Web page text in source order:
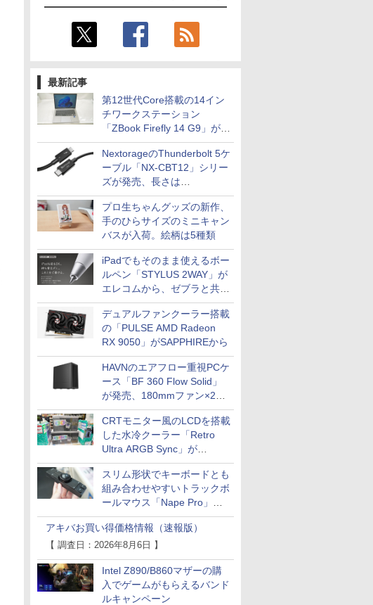
最新記事
第12世代Core搭載の14イン
チワークステーション
「ZBook Firefly 14 G9」が
79,800円！秋葉原で中古PC
セール
NextorageのThunderbolt 5ケ
ーブル「NX-CBT12」シリー
ズが発売、長さは
30cm/50cm/1mの3種類
プロ生ちゃんグッズの新作、
手のひらサイズのミニキャン
バスが入荷。絵柄は5種類
iPadでもそのまま使えるボー
ルペン「STYLUS 2WAY」が
エレコムから、ゼブラと共同
開発
デュアルファンクーラー搭載
の「PULSE AMD Radeon
RX 9050」がSAPPHIREから
HAVNのエアフロー重視PCケ
ース「BF 360 Flow Solid」
が発売、180mmファン×2搭
載
CRTモニター風のLCDを搭載
した水冷クーラー「Retro
Ultra ARGB Sync」が
Thermaltakeから
スリム形状でキーボードとも
組み合わせやすいトラックボ
ールマウス「Nape Pro」が
Keychronから
アキバお買い得価格情報（速報版）
【 調査日：2026年8月6日 】
Intel Z890/B860マザーの購
入でゲームがもらえるバンド
ルキャンペーン